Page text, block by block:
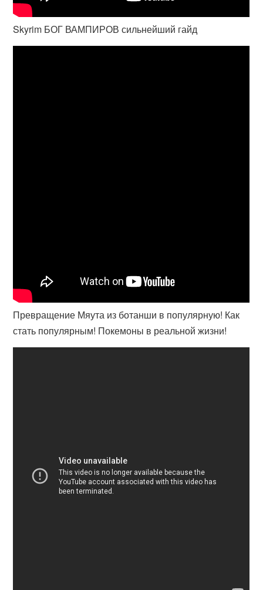
Skyrim БОГ ВАМПИРОВ сильнейший гайд
Превращение Мяута из ботанши в популярную! Как
стать популярным! Покемоны в реальной жизни!